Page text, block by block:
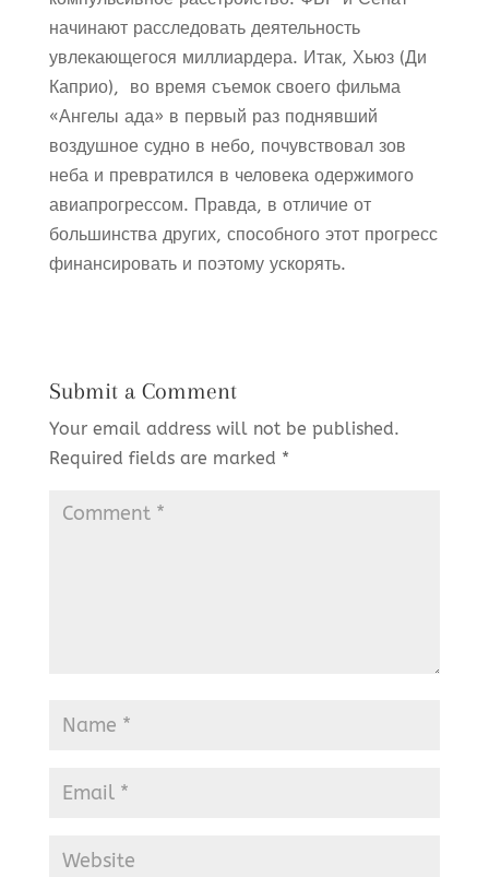
начинают расследовать деятельность
увлекающегося миллиардера. Итак, Хьюз (Ди
Каприо), во время съемок своего фильма
«Ангелы ада» в первый раз поднявший
воздушное судно в небо, почувствовал зов
неба и превратился в человека одержимого
авиапрогрессом. Правда, в отличие от
большинства других, способного этот прогресс
финансировать и поэтому ускорять.
Submit a Comment
Your email address will not be published.
Required fields are marked *